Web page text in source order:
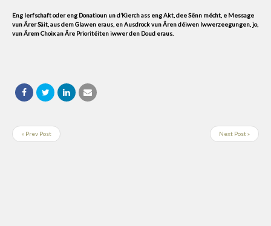
Eng Ierfschaft oder eng Donatioun un d’Kierch ass eng Akt, dee Sënn mécht, e Message
vun Ärer Säit, aus dem Glawen eraus, en Ausdrock vun Ären déiwen Iwwerzeegungen, jo,
vun Ärem Choix an Äre Prioritéiten iwwer den Doud eraus.
« Prev Post Next Post »